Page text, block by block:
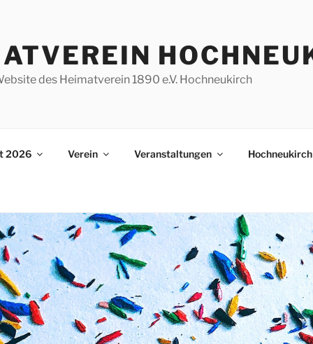
des Heimatverein 1890 e.V. Hochneukirch
2026 Verein Veranstaltungen Hochneukirch